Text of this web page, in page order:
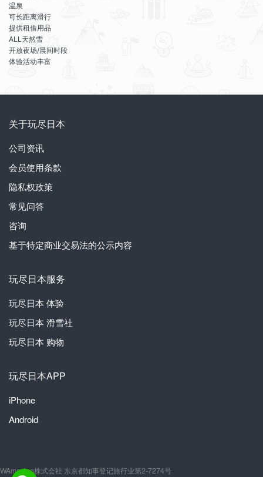
温泉
可长距离滑行
提供租借用品
ALL天然雪
开放夜场/晨间时段
体验活动丰富
关于玩尽日本
公司资讯
会员使用条款
隐私权政策
常见问答
咨询
基于特定商业交易法的公示内容
玩尽日本服务
玩尽日本 体验
玩尽日本 滑雪社
玩尽日本 购物
玩尽日本APP
iPhone
Android
WAmazing株式会社 东京都知事登记旅行业第2-7274号